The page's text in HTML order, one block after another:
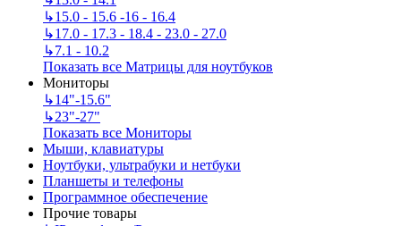
↳15.0 - 15.6 -16 - 16.4
↳17.0 - 17.3 - 18.4 - 23.0 - 27.0
↳7.1 - 10.2
Показать все Матрицы для ноутбуков
Мониторы
↳14"-15.6"
↳23"-27"
Показать все Мониторы
Мыши, клавиатуры
Ноутбуки, ультрабуки и нетбуки
Планшеты и телефоны
Программное обеспечение
Прочие товары